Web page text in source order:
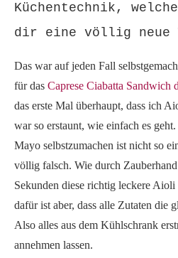
Küchentechnik,
dir eine völlig neue
Das war auf jeden Fall
für das Caprese Ciabatta Sandwich
das erste Mal überhaupt, dass ich
war so erstaunt, wie einfach es
Mayo selbstzumachen ist nicht so
völlig falsch. Wie durch
Sekunden diese richtig leckere
dafür ist aber, dass alle Zutaten die
Also alles aus dem Kühlschrank
annehmen lassen.